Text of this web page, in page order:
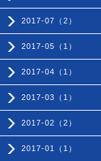
2017-07（2）
2017-05（1）
2017-04（1）
2017-03（1）
2017-02（2）
2017-01（1）